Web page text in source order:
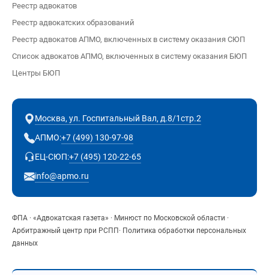
Реестр адвокатов
Реестр адвокатских образований
Реестр адвокатов АПМО, включенных в систему оказания СЮП
Список адвокатов АПМО, включенных в систему оказания БЮП
Центры БЮП
Москва, ул. Госпитальный Вал, д.8/1стр.2
АПМО:+7 (499) 130-97-98
ЕЦ-СЮП:+7 (495) 120-22-65
info@apmo.ru
ФПА · «Адвокатская газета» · Минюст по Московской области ·
Арбитражный центр при РСПП· Политика обработки персональных
данных